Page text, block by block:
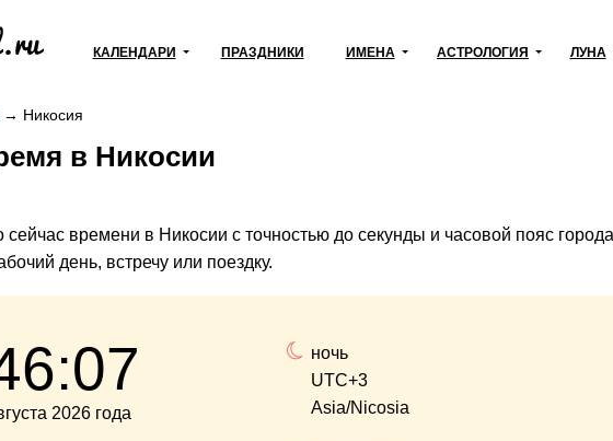
КАЛЕНДАРИ ПРАЗДНИКИ ИМЕНА АСТРОЛОГИЯ ЛУНА
→ Никосия
в Никосии
сейчас времени в Никосии с точностью до секунды и часовой пояс
день, встречу или поездку.
2026 года
ночь
UTC+3
Asia/Nicosia